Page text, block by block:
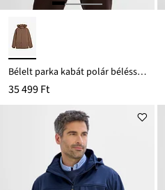
Bélelt parka kabát polár béléssel és levehető kapucnival
35 499 Ft